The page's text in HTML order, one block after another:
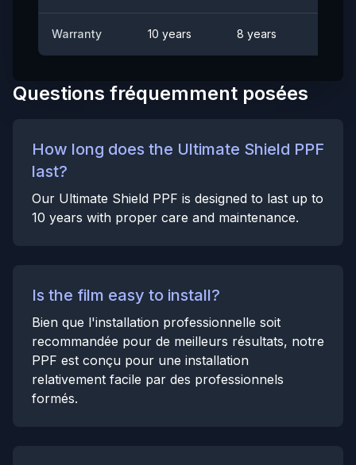
Warranty 10 years 8 years
Questions fréquemment posées
How long does the Ultimate Shield PPF
last?
Our Ultimate Shield PPF is designed to last up to
10 years with proper care and maintenance.
Is the film easy to install?
Bien que l'installation professionnelle soit
recommandée pour de meilleurs résultats, notre
PPF est conçu pour une installation
relativement facile par des professionnels
formés.